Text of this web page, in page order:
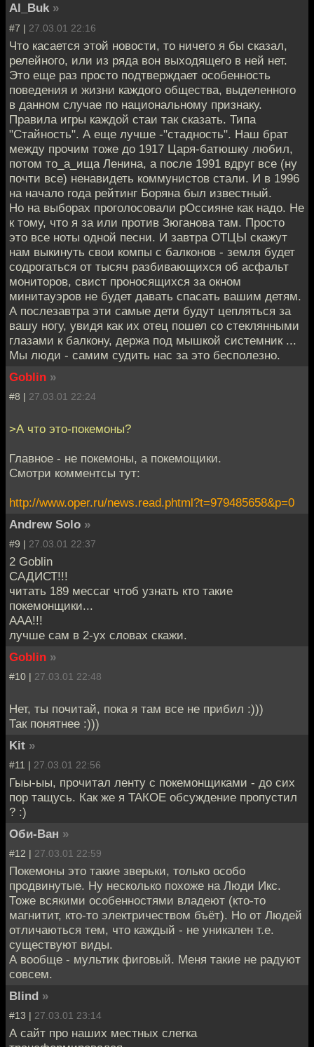
Al_Buk »
#7 | 27.03.01 22:16
Что касается этой новости, то ничего я бы сказал,
релейного, или из ряда вон выходящего в ней нет.
Это еще раз просто подтверждает особенность
поведения и жизни каждого общества, выделенного
в данном случае по национальному признаку.
Правила игры каждой стаи так сказать. Типа
"Стайность". А еще лучше -"стадность". Наш брат
между прочим тоже до 1917 Царя-батюшку любил,
потом то_а_ища Ленина, а после 1991 вдруг все (ну
почти все) ненавидеть коммунистов стали. И в 1996
на начало года рейтинг Боряна был известный.
Но на выборах проголосовали рОссияне как надо. Не
к тому, что я за или против Зюганова там. Просто
это все ноты одной песни. И завтра ОТЦЫ скажут
нам выкинуть свои компы с балконов - земля будет
содрогаться от тысяч разбивающихся об асфальт
мониторов, свист проносящихся за окном
минитауэров не будет давать спасать вашим детям.
А послезавтра эти самые дети будут цепляться за
вашу ногу, увидя как их отец пошел со стеклянными
глазами к балкону, держа под мышкой системник ...
Мы люди - самим судить нас за это бесполезно.
Goblin »
#8 | 27.03.01 22:24
>А что это-покемоны?
Главное - не покемоны, а покемощики.
Смотри комментсы тут:
http://www.oper.ru/news.read.phtml?t=979485658&p=0
Andrew Solo »
#9 | 27.03.01 22:37
2 Goblin
САДИСТ!!!
читать 189 мессаг чтоб узнать кто такие
покемонщики...
ААА!!!
лучше сам в 2-ух словах скажи.
Goblin »
#10 | 27.03.01 22:48
Нет, ты почитай, пока я там все не прибил :)))
Так понятнее :)))
Kit »
#11 | 27.03.01 22:56
Гыы-ыы, прочитал ленту с покемонщиками - до сих
пор тащусь. Как же я ТАКОЕ обсуждение пропустил
? :)
Оби-Ван »
#12 | 27.03.01 22:59
Покемоны это такие зверьки, только особо
продвинутые. Ну несколько похоже на Люди Икс.
Тоже всякими особенностями владеют (кто-то
магнитит, кто-то электричеством бъёт). Но от Людей
отличаються тем, что каждый - не уникален т.е.
существуют виды.
А вообще - мультик фиговый. Меня такие не радуют
совсем.
Blind »
#13 | 27.03.01 23:14
А сайт про наших местных слегка